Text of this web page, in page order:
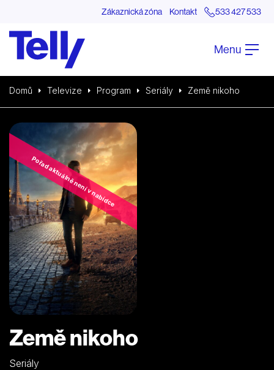
Zákaznická zóna Kontakt 533 427 533
Menu
Domů Televize Program Seriály Země nikoho
Pořad aktuálně není v nabídce
Země nikoho
Seriály